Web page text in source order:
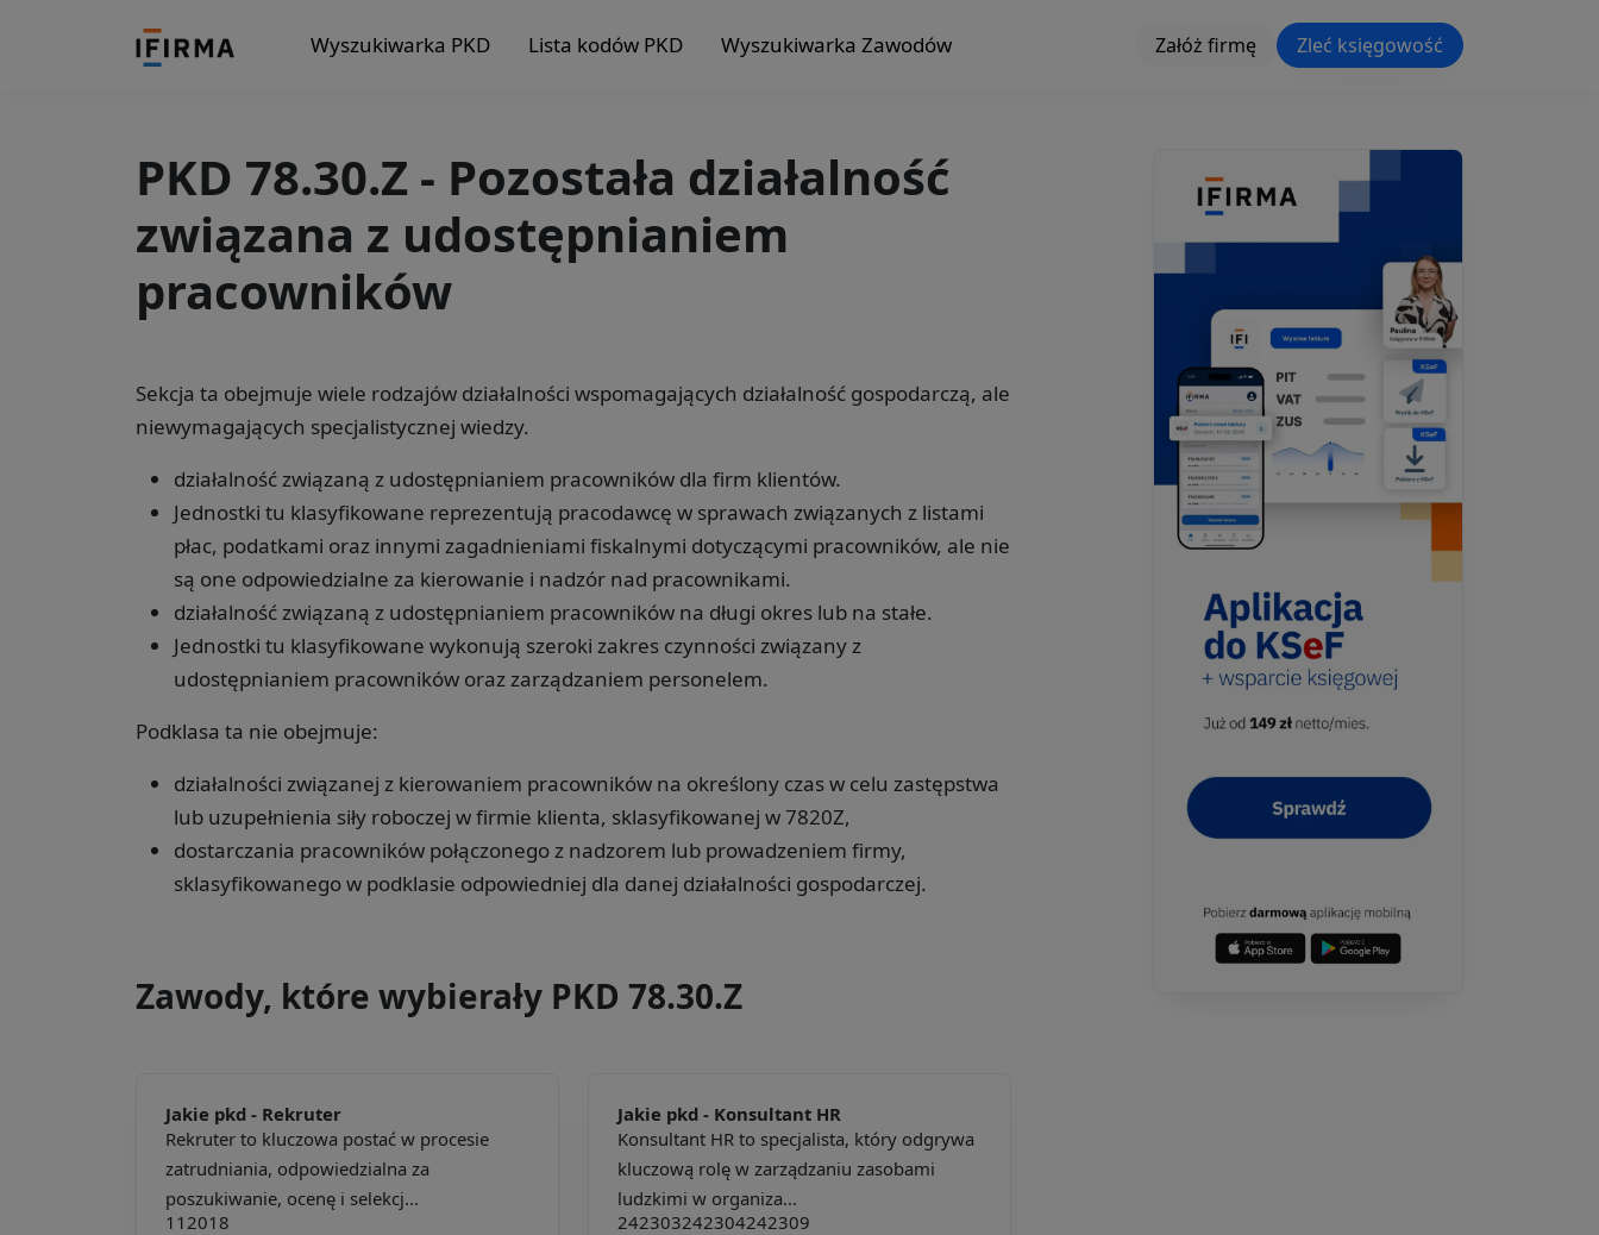
Wyszukiwarka PKD Lista kodów PKD Wyszukiwarka Zawodów Załóż firmę Zleć księgowość
PKD 78.30.Z - Pozostała działalność
związana z udostępnianiem
pracowników
Sekcja ta obejmuje wiele rodzajów działalności wspomagających działalność gospodarczą, ale
niewymagających specjalistycznej wiedzy.
działalność związaną z udostępnianiem pracowników dla firm klientów.
Jednostki tu klasyfikowane reprezentują pracodawcę w sprawach związanych z listami
płac, podatkami oraz innymi zagadnieniami fiskalnymi dotyczącymi pracowników, ale nie
są one odpowiedzialne za kierowanie i nadzór nad pracownikami.
działalność związaną z udostępnianiem pracowników na długi okres lub na stałe.
Jednostki tu klasyfikowane wykonują szeroki zakres czynności związany z
udostępnianiem pracowników oraz zarządzaniem personelem.
Podklasa ta nie obejmuje:
działalności związanej z kierowaniem pracowników na określony czas w celu zastępstwa
lub uzupełnienia siły roboczej w firmie klienta, sklasyfikowanej w 7820Z,
dostarczania pracowników połączonego z nadzorem lub prowadzeniem firmy,
sklasyfikowanego w podklasie odpowiedniej dla danej działalności gospodarczej.
Zawody, które wybierały PKD 78.30.Z
Jakie pkd - Rekruter
Rekruter to kluczowa postać w procesie
zatrudniania, odpowiedzialna za
poszukiwanie, ocenę i selekcj...
112018
Jakie pkd - Konsultant HR
Konsultant HR to specjalista, który odgrywa
kluczową rolę w zarządzaniu zasobami
ludzkimi w organiza...
242303242304242309